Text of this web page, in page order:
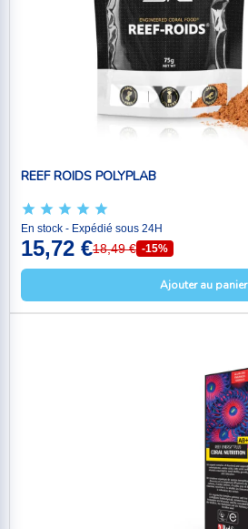
REEF ROIDS POLYPLAB
En stock - Expédié sous 24H
15,72 €18,49 € -15%
Ajouter au panier